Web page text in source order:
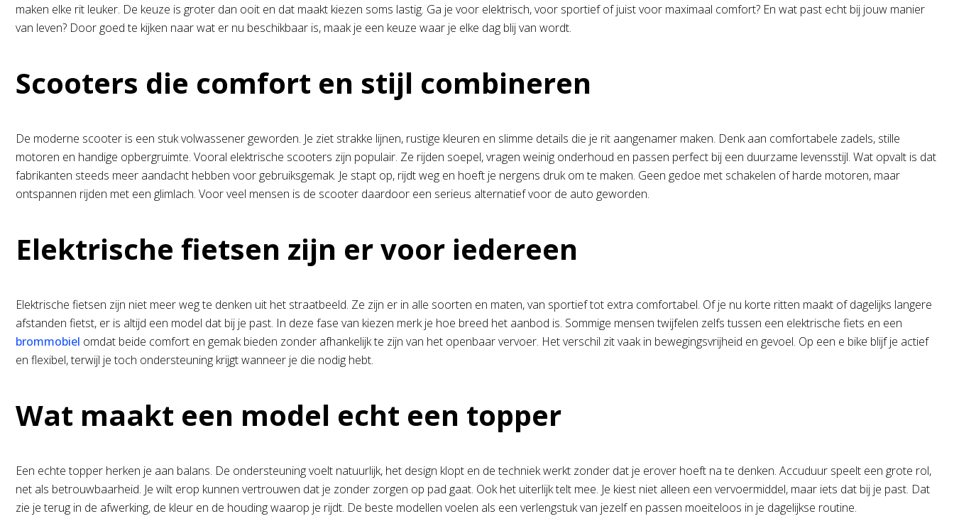
maken elke rit leuker. De keuze is groter dan ooit en dat maakt kiezen soms lastig. Ga je voor elektrisch, voor sportief of juist voor maximaal comfort? En wat past echt bij jouw manier
van leven? Door goed te kijken naar wat er nu beschikbaar is, maak je een keuze waar je elke dag blij van wordt.
Scooters die comfort en stijl combineren
De moderne scooter is een stuk volwassener geworden. Je ziet strakke lijnen, rustige kleuren en slimme details die je rit aangenamer maken. Denk aan comfortabele zadels, stille
motoren en handige opbergruimte. Vooral elektrische scooters zijn populair. Ze rijden soepel, vragen weinig onderhoud en passen perfect bij een duurzame levensstijl. Wat opvalt is dat
fabrikanten steeds meer aandacht hebben voor gebruiksgemak. Je stapt op, rijdt weg en hoeft je nergens druk om te maken. Geen gedoe met schakelen of harde motoren, maar
ontspannen rijden met een glimlach. Voor veel mensen is de scooter daardoor een serieus alternatief voor de auto geworden.
Elektrische fietsen zijn er voor iedereen
Elektrische fietsen zijn niet meer weg te denken uit het straatbeeld. Ze zijn er in alle soorten en maten, van sportief tot extra comfortabel. Of je nu korte ritten maakt of dagelijks langere
afstanden fietst, er is altijd een model dat bij je past. In deze fase van kiezen merk je hoe breed het aanbod is. Sommige mensen twijfelen zelfs tussen een elektrische fiets en een
brommobiel omdat beide comfort en gemak bieden zonder afhankelijk te zijn van het openbaar vervoer. Het verschil zit vaak in bewegingsvrijheid en gevoel. Op een e bike blijf je actief
en flexibel, terwijl je toch ondersteuning krijgt wanneer je die nodig hebt.
Wat maakt een model echt een topper
Een echte topper herken je aan balans. De ondersteuning voelt natuurlijk, het design klopt en de techniek werkt zonder dat je erover hoeft na te denken. Accuduur speelt een grote rol,
net als betrouwbaarheid. Je wilt erop kunnen vertrouwen dat je zonder zorgen op pad gaat. Ook het uiterlijk telt mee. Je kiest niet alleen een vervoermiddel, maar iets dat bij je past. Dat
zie je terug in de afwerking, de kleur en de houding waarop je rijdt. De beste modellen voelen als een verlengstuk van jezelf en passen moeiteloos in je dagelijkse routine.